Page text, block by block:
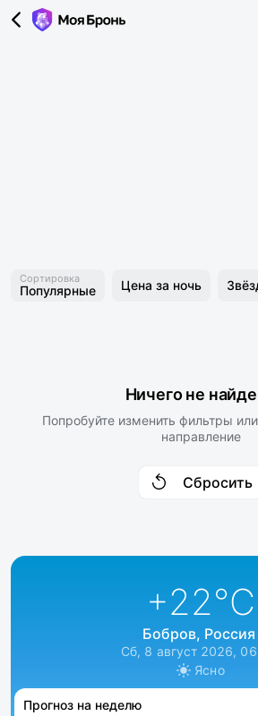
Сортировка
Популярные Цена за ночь
Ничего не
Попробуйте изменить фильтры
направление
Сбросить
+22°C
Бобров, Россия
Сб, 8 август 2026,
Ясно
Прогноз на неделю